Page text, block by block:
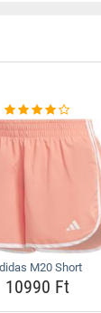
M20 Short
10990 Ft